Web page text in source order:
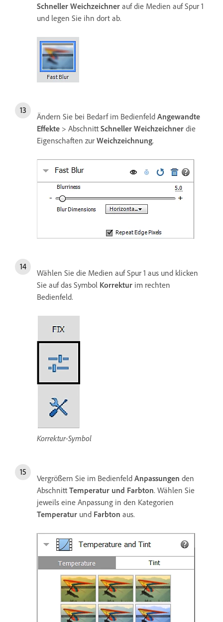
Schneller Weichzeichner auf die Medien auf Spur 1
und legen Sie ihn dort ab.
Ändern Sie bei Bedarf im Bedienfeld Angewandte
Effekte > Abschnitt Schneller Weichzeichner die
Eigenschaften zur Weichzeichnung.
Wählen Sie die Medien auf Spur 1 aus und klicken
Sie auf das Symbol Korrektur im rechten
Bedienfeld.
Korrektur-Symbol
Vergrößern Sie im Bedienfeld Anpassungen den
Abschnitt Temperatur und Farbton. Wählen Sie
jeweils eine Anpassung in den Kategorien
Temperatur und Farbton aus.